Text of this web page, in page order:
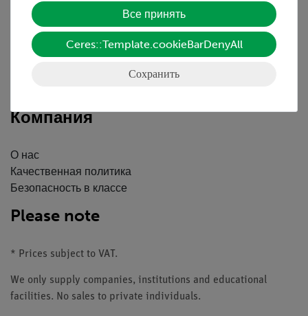
Краткий обзор услуг
Скачать
Каталоги
Компания
О нас
Качественная политика
Безопасность в классе
Please note
* Prices subject to VAT.
We only supply companies, institutions and educational
facilities. No sales to private individuals.
Все принять
Ceres::Template.cookieBarDenyAll
Сохранить